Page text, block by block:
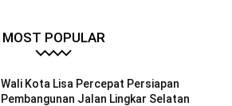
MOST POPULAR
Wali Kota Lisa Percepat Persiapan
Pembangunan Jalan Lingkar Selatan